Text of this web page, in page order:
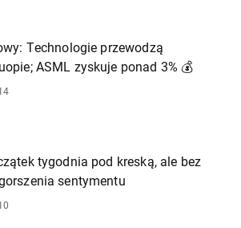
Technologie przewodzą
ASML zyskuje ponad 3% 💰
tygodnia pod kreską, ale bez
sentymentu